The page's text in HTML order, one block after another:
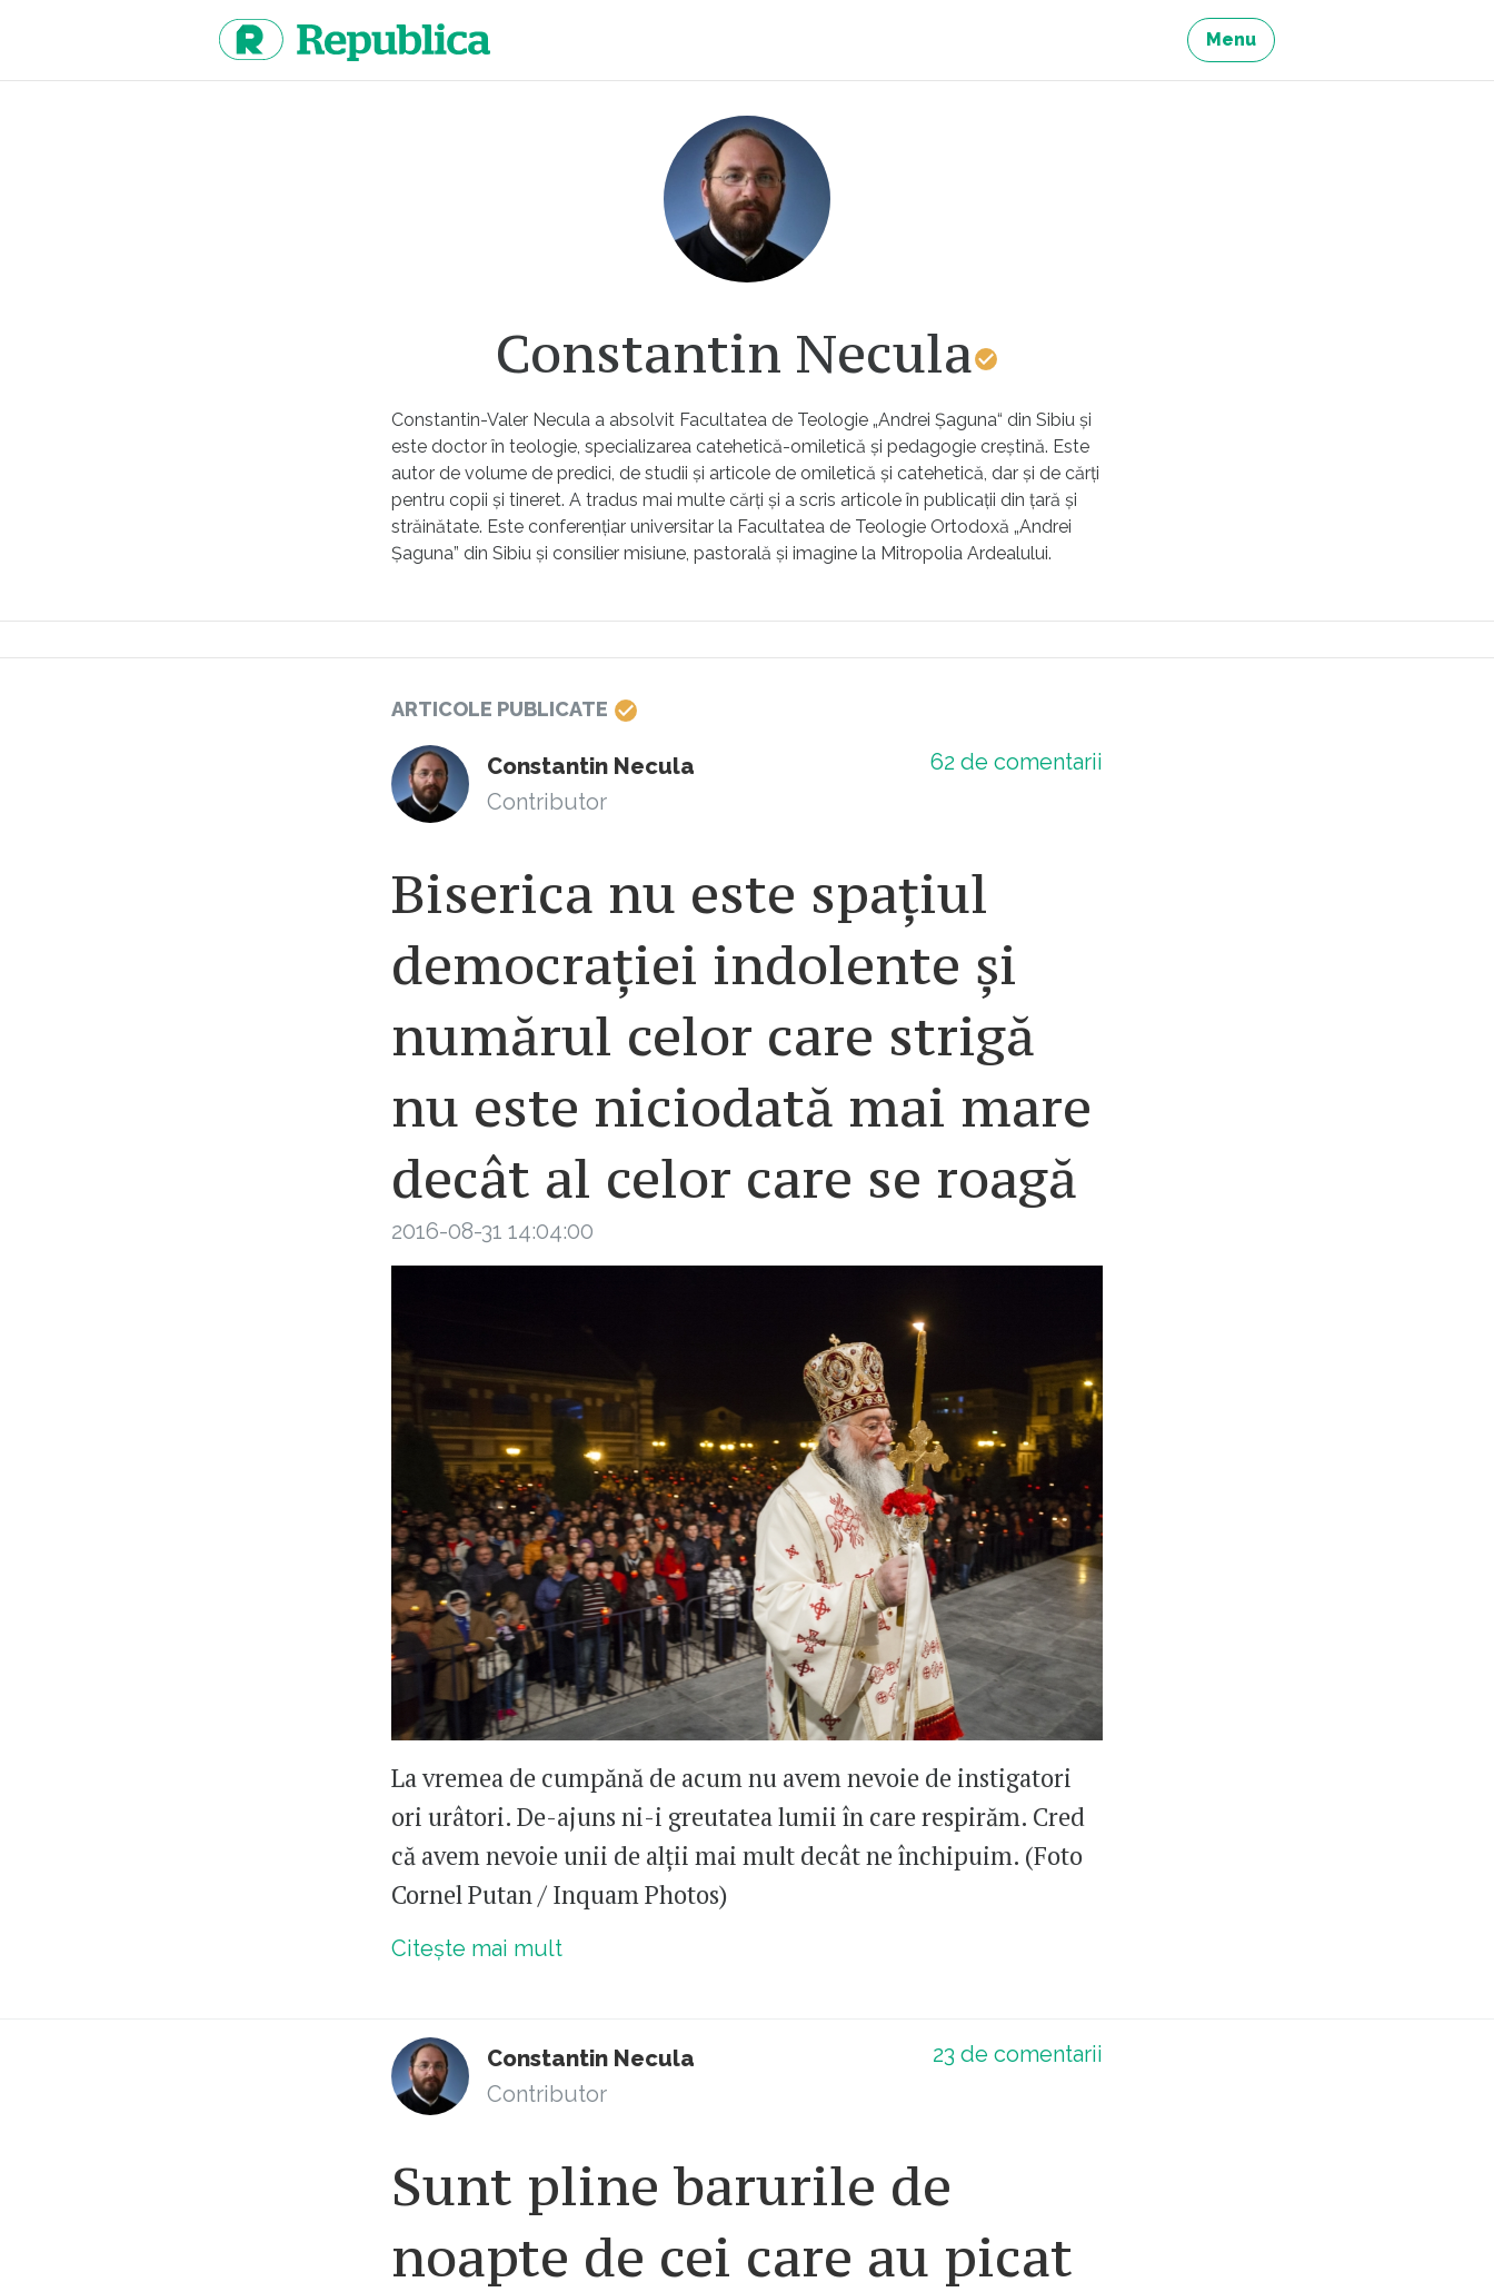
Menu
Constantin Necula
Constantin-Valer Necula a absolvit Facultatea de Teologie „Andrei Șaguna“ din Sibiu și
este doctor în teologie, specializarea catehetică-omiletică și pedagogie creștină. Este
autor de volume de predici, de studii și articole de omiletică și catehetică, dar și de cărți
pentru copii și tineret. A tradus mai multe cărți și a scris articole în publicații din țară și
străinătate. Este conferențiar universitar la Facultatea de Teologie Ortodoxă „Andrei
Şaguna” din Sibiu și consilier misiune, pastorală şi imagine la Mitropolia Ardealului.
ARTICOLE PUBLICATE
Constantin Necula
Contributor
62 de comentarii
Biserica nu este spațiul
democrației indolente și
numărul celor care strigă
nu este niciodată mai mare
decât al celor care se roagă
2016-08-31 14:04:00
La vremea de cumpănă de acum nu avem nevoie de instigatori
ori urâtori. De-ajuns ni-i greutatea lumii în care respirăm. Cred
că avem nevoie unii de alții mai mult decât ne închipuim. (Foto
Cornel Putan / Inquam Photos)
Citește mai mult
Constantin Necula
Contributor
23 de comentarii
Sunt pline barurile de
noapte de cei care au picat